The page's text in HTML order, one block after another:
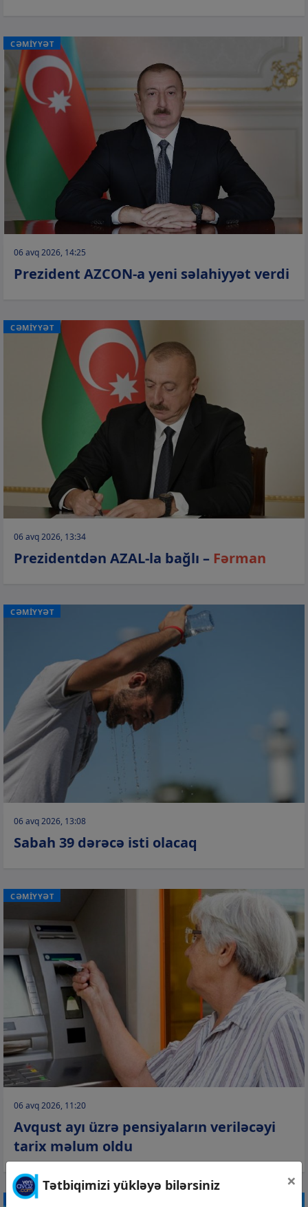
CƏMİYYƏT
06 avq 2026, 14:25
Prezident AZCON-a yeni səlahiyyət verdi
CƏMİYYƏT
06 avq 2026, 13:34
Prezidentdən AZAL-la bağlı – Fərman
CƏMİYYƏT
06 avq 2026, 13:08
Sabah 39 dərəcə isti olacaq
CƏMİYYƏT
06 avq 2026, 11:20
Avqust ayı üzrə pensiyaların veriləcəyi
tarix məlum oldu
CƏMİYYƏT
Tətbiqimizi yükləyə bilərsiniz ×